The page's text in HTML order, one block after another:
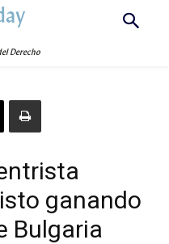
Derecho
ganando
Bulgaria